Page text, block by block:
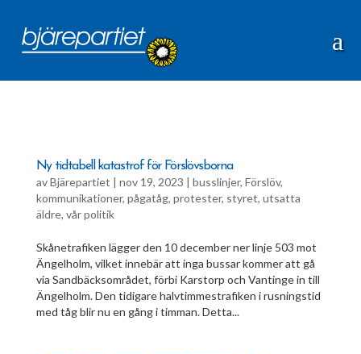
Ny tidtabell katastrof för Förslövsborna
avBjärepartiet | nov 19, 2023 | busslinjer, Förslöv,
kommunikationer, pågatåg, protester, styret, utsatta
äldre, vår politik
Skånetrafiken lägger den 10 december ner linje 503 mot
Ängelholm, vilket innebär att inga bussar kommer att gå
via Sandbäcksområdet, förbi Karstorp och Vantinge in till
Ängelholm. Den tidigare halvtimmestrafiken i rusningstid
med tåg blir nu en gång i timman. Detta...